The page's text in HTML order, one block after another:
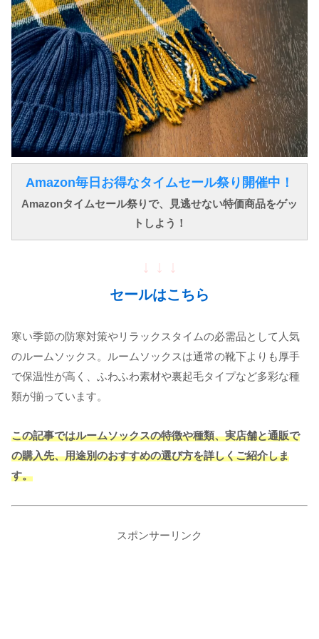
Amazon毎日お得なタイムセール祭り開催中！
Amazonタイムセール祭りで、見逃せない特価商品をゲッ
トしよう！
↓ ↓ ↓
セールはこちら
寒い季節の防寒対策やリラックスタイムの必需品として人気
のルームソックス。ルームソックスは通常の靴下よりも厚手
で保温性が高く、ふわふわ素材や裏起毛タイプなど多彩な種
類が揃っています。
この記事ではルームソックスの特徴や種類、実店舗と通販で
の購入先、用途別のおすすめの選び方を詳しくご紹介しま
す。
スポンサーリンク